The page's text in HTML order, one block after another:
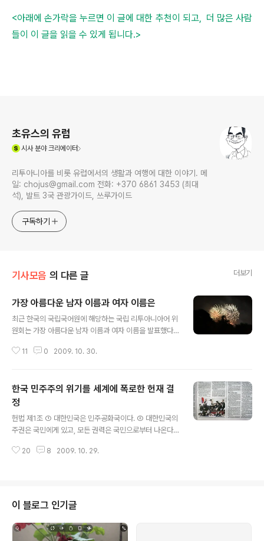
<아래에 손가락을 누르면 이 글에 대한 추천이 되고, 더 많은 사람
들이 이 글을 읽을 수 있게 됩니다.>
초유스의 유럽
시사분야 크리에이터
리투아니아를 비롯 유럽에서의 생활과 여행에 대한 이야기. 메
일: chojus@gmail.com 전화: +370 6861 3453 (최대
석), 발트 3국 관광가이드, 쓰루가이드
구독하기
기사모음 의 다른 글 더보기
가장 아름다운 남자 이름과 여자 이름은
최근 한국의 국립국어원에 해당하는 국립 리투아니아어 위
원회는 가장 아름다운 남자 이름과 여자 이름을 발표했다.
장 아름다운 리투아니아식 이름은 민다우가스(남자, Mind
리스, 다류스, 다우만타스, 요리스 등이다. 민다우가스는 리
투아니아 최초의 왕이름이고, 게디미나스는 빌뉴스를 리투
아니아 수도로 정한 대공작이고, 비타우타스는 중세 리투
아니아의 가장 유명한 통치자 중 한 명이다. ▲ 아름다운
리투아니아식 여자 이름 중 하나가 '우그네'(불)이다. 아름
다운 리투아니아식 여자 이름은 밀다(사랑과 풀의 리투아
11 0 2009. 10. 30.
한국 민주주의 위기를 세계에 폭로한 헌재 결
정
헌법 제1조 ① 대한민국은 민주공화국이다. ② 대한민국의
주권은 국민에게 있고, 모든 권력은 국민으로부터 나온다.
해 합의를 도출하는 데 최선을 다해야 한다. 그러므로 합의
위배한 방송법 수정안 및 대리투표가 자행된 신문법 수정
안의 가결 선포행위는 위법하다는 의견이 다수를 차지했다
고 밝혔다. 하지만 헌법재판소는 이렇게 결정된 미디어법
이 유효하다고 판단했다. 절차는 위법인데 가결은 합법이
20 8 2009. 10. 29.
이 블로그 인기글